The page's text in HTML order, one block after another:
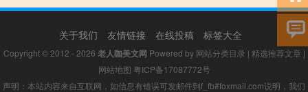
关于我们 友情链接 在线投稿 标签大全
Copyright © 2012 - 2026 老人咖美文网 Powered by 网站分类目录 | 精选推荐文章 |
网站地图 粤ICP备17087772号
声明：本站内容来自互联网，如信息有错误可发邮件到f_fb#foxmail.com说明，我们